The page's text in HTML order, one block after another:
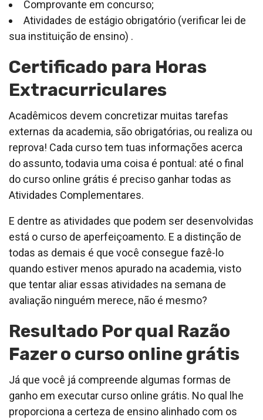
Comprovante em concurso;
Atividades de estágio obrigatório (verificar lei de
sua instituição de ensino) .
Certificado para Horas
Extracurriculares
Acadêmicos devem concretizar muitas tarefas
externas da academia, são obrigatórias, ou realiza ou
reprova! Cada curso tem tuas informações acerca
do assunto, todavia uma coisa é pontual: até o final
do curso online grátis é preciso ganhar todas as
Atividades Complementares.
E dentre as atividades que podem ser desenvolvidas
está o curso de aperfeiçoamento. E a distinção de
todas as demais é que você consegue fazê-lo
quando estiver menos apurado na academia, visto
que tentar aliar essas atividades na semana de
avaliação ninguém merece, não é mesmo?
Resultado Por qual Razão
Fazer o curso online grátis
Já que você já compreende algumas formas de
ganho em executar curso online grátis. No qual lhe
proporciona a certeza de ensino alinhado com os